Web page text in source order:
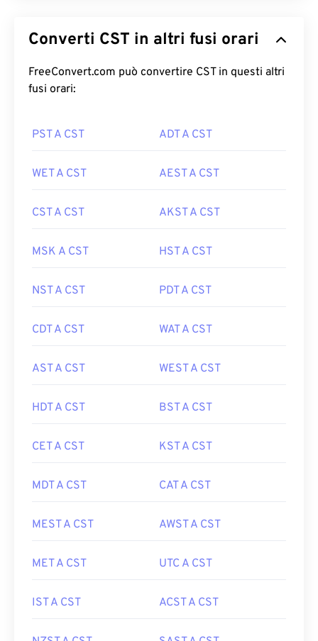
Converti CST in altri fusi orari
FreeConvert.com può convertire CST in questi altri
fusi orari:
PST A CST ADT A CST
WET A CST AEST A CST
CST A CST AKST A CST
MSK A CST HST A CST
NST A CST PDT A CST
CDT A CST WAT A CST
AST A CST WEST A CST
HDT A CST BST A CST
CET A CST KST A CST
MDT A CST CAT A CST
MEST A CST AWST A CST
MET A CST UTC A CST
IST A CST ACST A CST